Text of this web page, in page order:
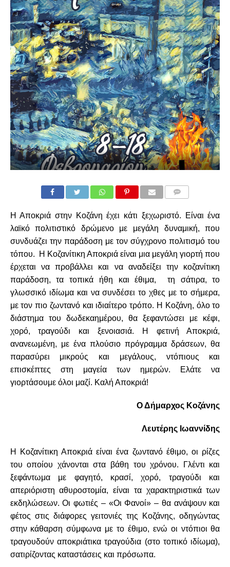
Η Αποκριά στην Κοζάνη έχει κάτι ξεχωριστό. Είναι ένα
λαϊκό πολιτιστικό δρώμενο με μεγάλη δυναμική, που
συνδυάζει την παράδοση με τον σύγχρονο πολιτισμό του
τόπου. Η Κοζανίτικη Αποκριά είναι μια μεγάλη γιορτή που
έρχεται να προβάλλει και να αναδείξει την κοζανίτικη
παράδοση, τα τοπικά ήθη και έθιμα, τη σάτιρα, το
γλωσσικό ιδίωμα και να συνδέσει το χθες με το σήμερα,
με τον πιο ζωντανό και ιδιαίτερο τρόπο. Η Κοζάνη, όλο το
διάστημα του δωδεκαημέρου, θα ξεφαντώσει με κέφι,
χορό, τραγούδι και ξενοιασιά. Η φετινή Αποκριά,
ανανεωμένη, με ένα πλούσιο πρόγραμμα δράσεων, θα
παρασύρει μικρούς και μεγάλους, ντόπιους και
επισκέπτες στη μαγεία των ημερών. Ελάτε να
γιορτάσουμε όλοι μαζί. Καλή Αποκριά!
Ο Δήμαρχος Κοζάνης
Λευτέρης Ιωαννίδης
Η Κοζανίτικη Αποκριά είναι ένα ζωντανό έθιμο, οι ρίζες
του οποίου χάνονται στα βάθη του χρόνου. Γλέντι και
ξεφάντωμα με φαγητό, κρασί, χορό, τραγούδι και
απεριόριστη αθυροστομία, είναι τα χαρακτηριστικά των
εκδηλώσεων. Οι φωτιές – «Οι Φανοί» – θα ανάψουν και
φέτος στις διάφορες γειτονιές της Κοζάνης, οδηγώντας
στην κάθαρση σύμφωνα με το έθιμο, ενώ οι ντόπιοι θα
τραγουδούν αποκριάτικα τραγούδια (στο τοπικό ιδίωμα),
σατιρίζοντας καταστάσεις και πρόσωπα.